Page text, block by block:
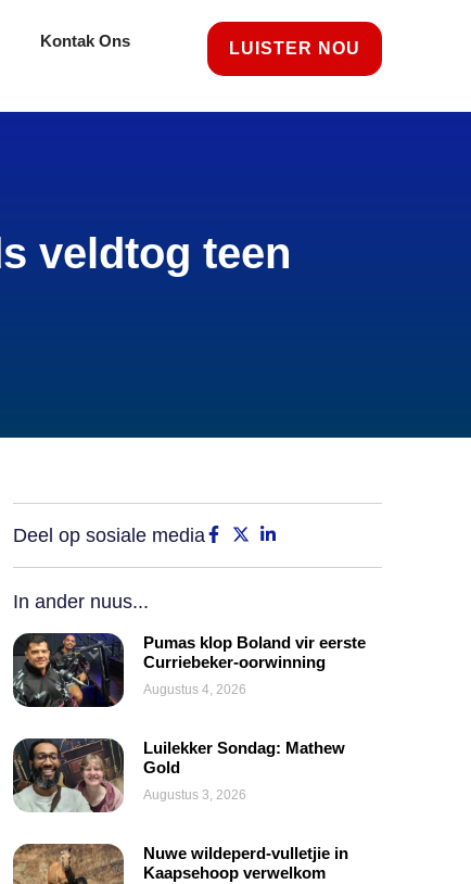
Kontak Ons LUISTER NOU
veldtog teen
Deel op sosiale media
In ander nuus...
Pumas klop Boland vir eerste
Curriebeker-oorwinning
Augustus 4, 2026
Luilekker Sondag: Mathew
Gold
Augustus 3, 2026
Nuwe wildeperd-vulletjie in
Kaapsehoop verwelkom